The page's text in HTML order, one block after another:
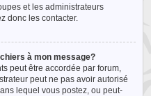
et les administrateurs
donc les contacter.
à mon message?
peut être accordée par forum,
peut ne pas avoir autorisé
lequel vous postez, ou peut-